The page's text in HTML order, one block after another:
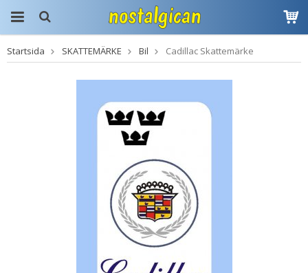
Produkten har blivit
tillagd i varukorgen
Startsida SKATTEMÄRKE Bil Cadillac Skattemärke